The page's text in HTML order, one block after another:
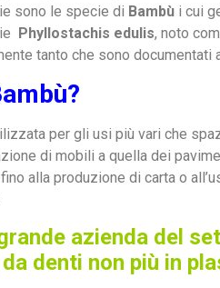
sono le specie di Bambù i cui
Phyllostachis edulis, noto
tanto che sono documentati
per gli usi più vari che
di mobili a quella dei
alla produzione di carta o
azienda del
denti non più in